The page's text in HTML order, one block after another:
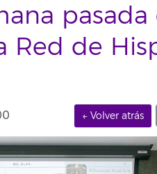
pasada
Red de
← Volver atrás